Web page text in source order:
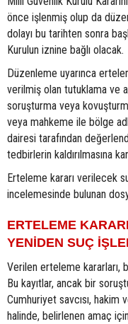
önce işlenmiş olup da
dolayı bu tarihten sonra
Kurulun iznine bağlı olacak.
Düzenleme uyarınca
verilmiş olan tutuklama ve
soruşturma veya
veya mahkeme ile bölge
dairesi tarafından
tedbirlerin kaldırılmasına
Erteleme kararı verilecek
incelemesinde bulunan
ERTELEME
YENİDEN SUÇ
Verilen erteleme kararları,
Bu kayıtlar, ancak bir
Cumhuriyet savcısı, hakim
halinde, belirlenen amaç